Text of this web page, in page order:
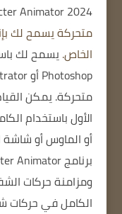
Animator 2024
متحركة يسمح لك
الخاص.
متحركة.يمكن
الأول باستخدام
أو الماوس أو
ومزامنة حركات
الكامل في حركات